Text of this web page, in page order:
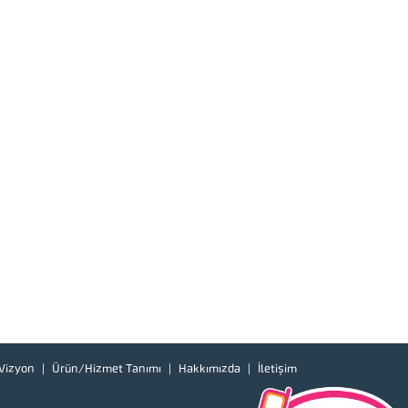
Ürün/Hizmet Tanımı Hakkımızda İletişim